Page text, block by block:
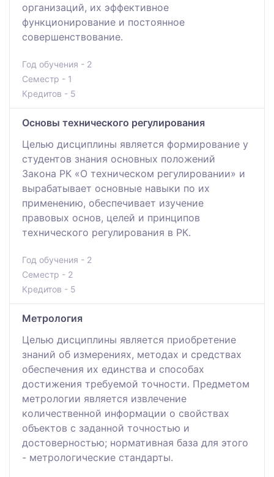
организаций, их эффективное
функционирование и постоянное
совершенствование.
Год обучения - 2
Семестр - 1
Кредитов - 5
Основы технического регулирования
Целью дисциплины является формирование у
студентов знания основных положений
Закона РК «О техническом регулировании» и
вырабатывает основные навыки по их
применению, обеспечивает изучение
правовых основ, целей и принципов
технического регулирования в РК.
Год обучения - 2
Семестр - 2
Кредитов - 5
Метрология
Целью дисциплины является приобретение
знаний об измерениях, методах и средствах
обеспечения их единства и способах
достижения требуемой точности. Предметом
метрологии является извлечение
количественной информации о свойствах
объектов с заданной точностью и
достоверностью; нормативная база для этого
- метрологические стандарты.